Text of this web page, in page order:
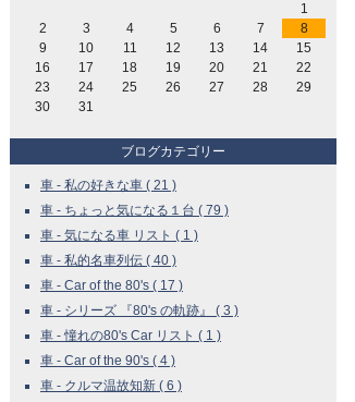
1
2
3 4 5 6 7
8
9
10 11 12 13 14
15
16
17 18 19 20 21
22
23
24 25 26 27 28
29
30
31
ブログカテゴリー
車 - 私の好きな車 ( 21 )
車 - ちょっと気になる１台 ( 79 )
車 - 気になる車 リスト ( 1 )
車 - 私的名車列伝 ( 40 )
車 - Car of the 80's ( 17 )
車 - シリーズ 『80's の軌跡』 ( 3 )
車 - 憧れの80's Car リスト ( 1 )
車 - Car of the 90's ( 4 )
車 - クルマ温故知新 ( 6 )